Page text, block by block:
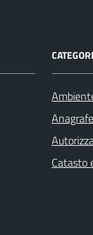
Catasto